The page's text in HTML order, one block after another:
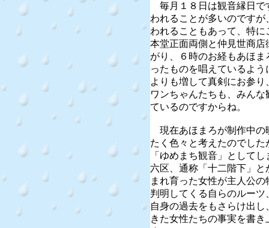
毎月１８日は観音縁日で
われることが多いのです
われることもあって、特
本堂正面両側と仲見世商
がり、６時のお経もあほ
ったものを唱えているよ
よりも増して真剣にお参
ワンちゃんたちも、みん
ているのですからね。
現在あほまろが制作中の
たく色々と考えたのでし
「ゆめまち観音」として
六区、通称「十二階下」
まれ育った女性が主人公
判明してくる自らのルー
自身の過去をもさらけ出
きた女性たちの事実を書